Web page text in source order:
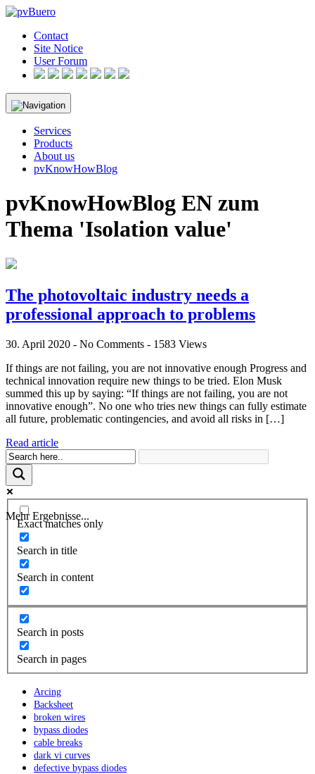
Skip
contentContact
Site Notice
User Forum
Services
Products
About us
pvKnowHowBlog
pvKnowHowBlog EN zum
Thema 'Isolation value'
The photovoltaic industry needs a
professional approach to problems
30. April 2020 - No Comments - 1583 Views
If things are not failing, you are not innovative enough Progress and
technical innovation require new things to be tried. Elon Musk
summed this up by saying: “If things are not failing, you are not
innovative enough”. No one who tries new things can fully estimate
all future, problematic contingencies, and avoid all risks in […]
Read article
Mehr Ergebnisse...
Exact matches only
Search in title
Search in content
Search in posts
Search in pages
Arcing
Backsheet
broken wires
bypass diodes
cable breaks
dark vi curves
defective bypass diodes